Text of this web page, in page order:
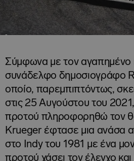
Σύμφωνα με τον αγαπημένο
συνάδελφο δημοσιογράφο
οποίο, παρεμπιπτόντως,
στις 25 Αυγούστου του
προτού πληροφορηθώ τον
Krueger έφτασε μια ανάσα
στο Indy του 1981 με ένα
προτού χάσει τον έλεγχο